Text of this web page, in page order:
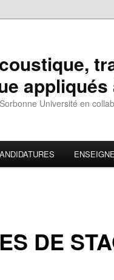
appliqués
Université en
DE